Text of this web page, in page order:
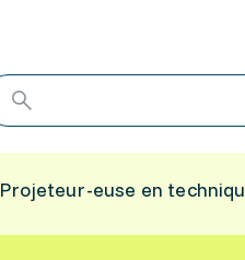
Projeteur-euse en